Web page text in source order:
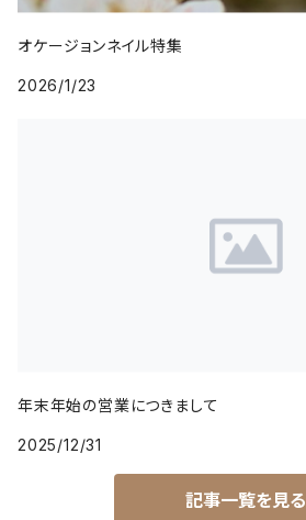
オケージョンネイル特集
2026/1/23
年末年始の営業につきまして
2025/12/31
記事一覧を見る